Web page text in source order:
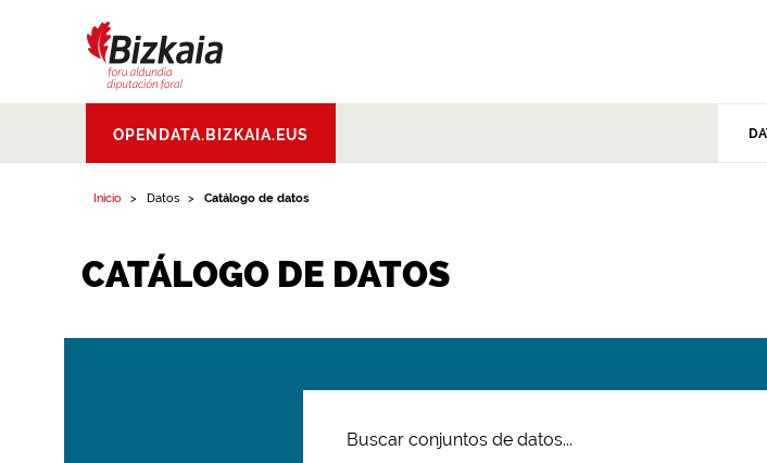
Aldundia.Diputacion
Foral de Bizkaia
OPENDATA.BIZKAIA.EUS
Inicio Datos Catálogo de datos
CATÁLOGO DE DATOS